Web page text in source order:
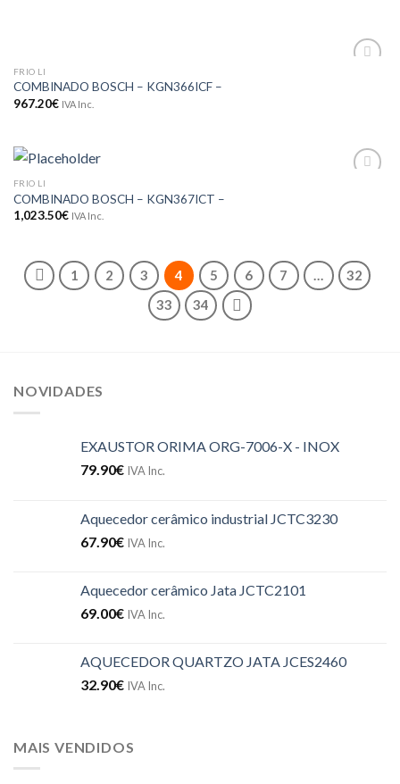
FRIO LI
COMBINADO BOSCH – KGN366ICF –
967.20€ IVA Inc.
FRIO LI
COMBINADO BOSCH – KGN367ICT –
1,023.50€ IVA Inc.
1 2 3 4 5 6 7 …
32
33
34
NOVIDADES
EXAUSTOR ORIMA ORG-7006-X - INOX
79.90€ IVA Inc.
Aquecedor cerâmico industrial JCTC3230
67.90€ IVA Inc.
Aquecedor cerâmico Jata JCTC2101
69.00€ IVA Inc.
AQUECEDOR QUARTZO JATA JCES2460
32.90€ IVA Inc.
MAIS VENDIDOS